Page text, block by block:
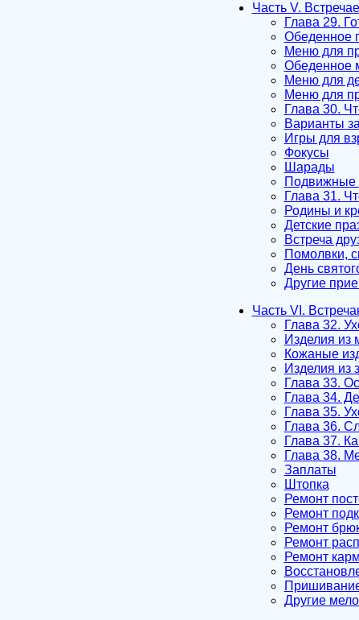
Часть V.
Глава 29.
Обеденное
Меню для
Обеденное
Меню для
Меню для
Глава 30.
Варианты
Игры для
Фокусы
Шарады
Подвижные
Глава 31.
Родины и
Детские
Встреча
Помолвки,
День
Другие
Часть VI.
Глава 32.
Изделия из
Кожаные
Изделия из
Глава 33.
Глава 34.
Глава 35.
Глава 36.
Глава 37.
Глава 38.
Заплаты
Штопка
Ремонт
Ремонт
Ремонт
Ремонт
Ремонт
Другие